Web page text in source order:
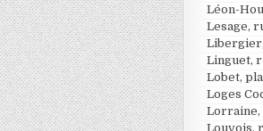
Léon-
Lesage,
Linguet,
Lobet,
Loges
Lorraine,
Louvois,